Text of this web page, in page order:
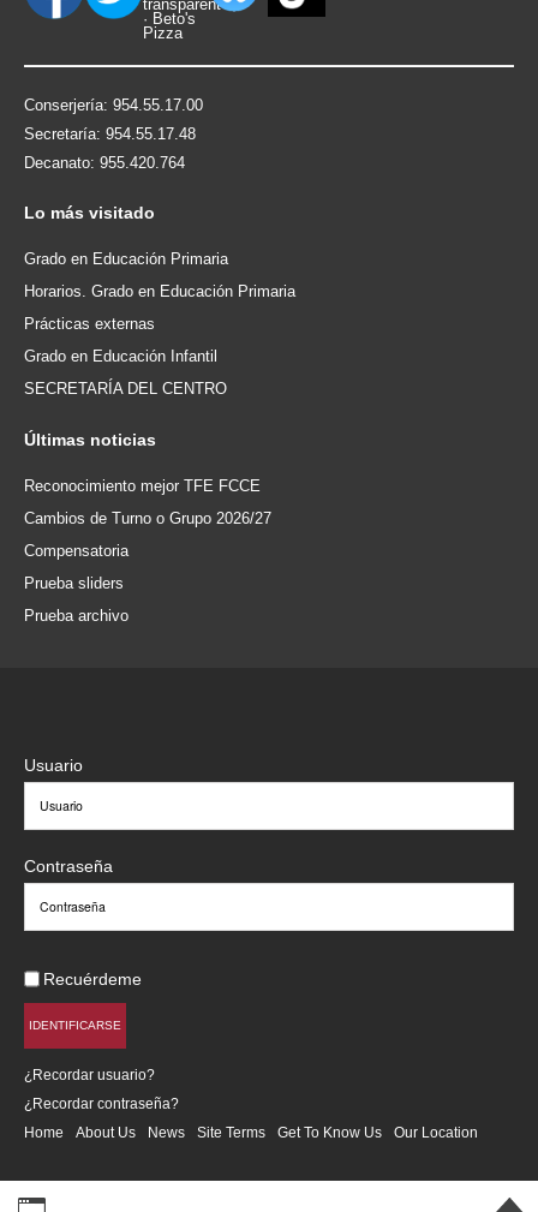
Conserjería: 954.55.17.00
Secretaría: 954.55.17.48
Decanato: 955.420.764
Lo más visitado
Grado en Educación Primaria
Horarios. Grado en Educación Primaria
Prácticas externas
Grado en Educación Infantil
SECRETARÍA DEL CENTRO
Últimas noticias
Reconocimiento mejor TFE FCCE
Cambios de Turno o Grupo 2026/27
Compensatoria
Prueba sliders
Prueba archivo
Usuario
Contraseña
Recuérdeme
IDENTIFICARSE
¿Recordar usuario?
¿Recordar contraseña?
Home
About Us News Site Terms Get To Know Us Our Location